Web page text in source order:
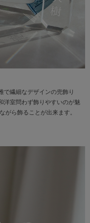
で繊細なデザインの兜飾り
洋室問わず飾りやすいのが魅
がら飾ることが出来ます。